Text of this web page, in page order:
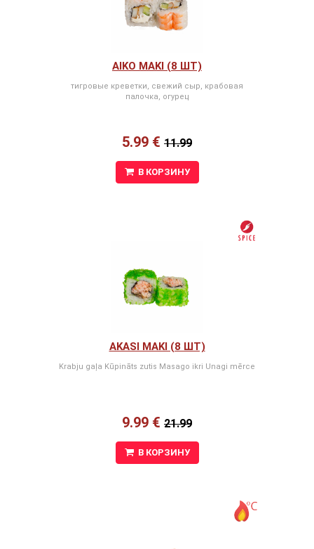
AIKO MAKI (8 ШТ)
тигровые креветки, свежий сыр, крабовая
палочка, огурец
5.99 € 11.99
В КОРЗИНУ
AKASI MAKI (8 ШТ)
Krabju gaļa Kūpināts zutis Masago ikri Unagi mērce
9.99 € 21.99
В КОРЗИНУ